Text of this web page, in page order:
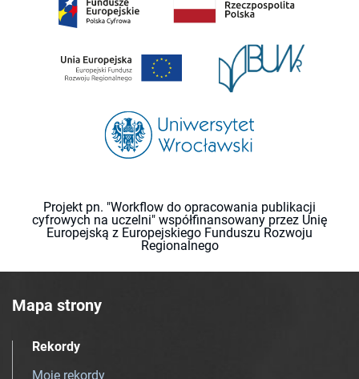
Projekt pn. "Workflow do opracowania publikacji
cyfrowych na uczelni" współfinansowany przez Unię
Europejską z Europejskiego Funduszu Rozwoju
Regionalnego
Mapa strony
Rekordy
Moje rekordy